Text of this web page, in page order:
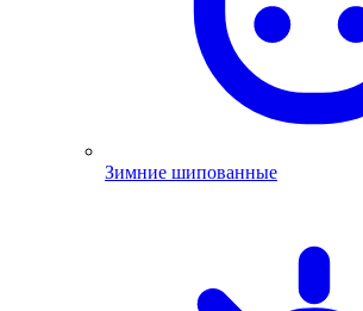
Зимние шипованные